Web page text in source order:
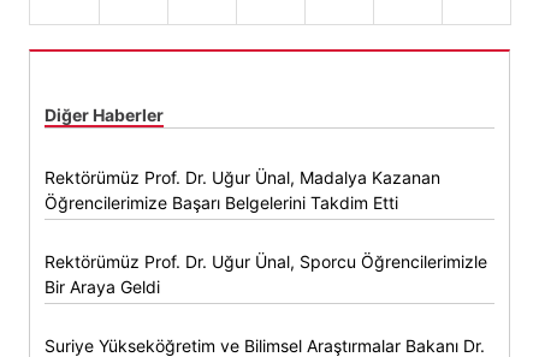
Diğer Haberler
Rektörümüz Prof. Dr. Uğur Ünal, Madalya Kazanan
Öğrencilerimize Başarı Belgelerini Takdim Etti
Rektörümüz Prof. Dr. Uğur Ünal, Sporcu Öğrencilerimizle
Bir Araya Geldi
Suriye Yükseköğretim ve Bilimsel Araştırmalar Bakanı Dr.